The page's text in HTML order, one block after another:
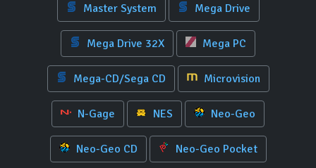
Master System Mega Drive
Mega Drive 32X Mega PC
Mega-CD/Sega CD Microvision
N-Gage NES Neo-Geo
Neo-Geo CD Neo-Geo Pocket